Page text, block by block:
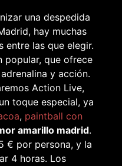
una despedida
hay muchas
entre las que elegir.
popular, que ofrece
y acción.
Action Live,
toque especial, ya
, paintball con
amarillo madrid.
€ por persona, y la
4 horas. Los